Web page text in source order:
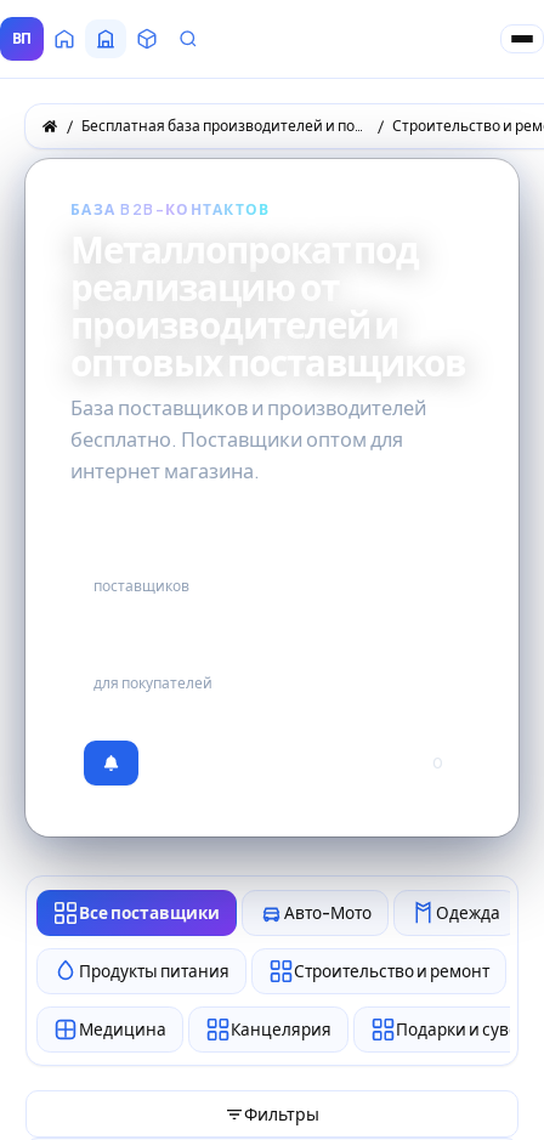
ВП ГлавнаяВсе Поставщики
ТоварыЗапросы покупателей
Бесплатная база производителей и поставщиков товаров оптом Строительство и
БАЗА B2B-КОНТАКТОВ
Металлопрокат под
реализацию от
производителей и
оптовых поставщиков
База поставщиков и производителей
бесплатно. Поставщики оптом для
интернет магазина.
поставщиков
для покупателей
0
Все поставщики Авто-Мото Одежда
Продукты питания Строительство и ремонт
Медицина Канцелярия Подарки и
Фильтры